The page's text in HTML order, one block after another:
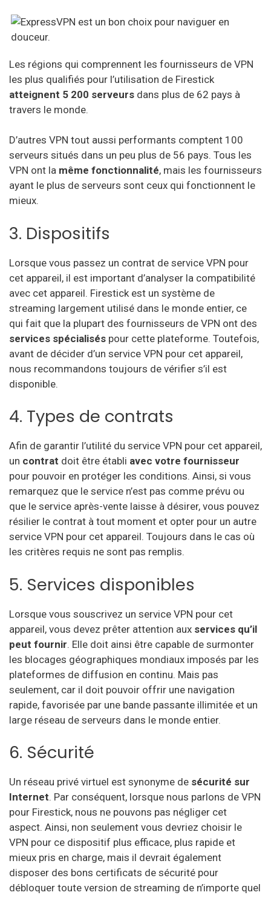
Les régions qui comprennent les fournisseurs de VPN
les plus qualifiés pour l’utilisation de Firestick
atteignent 5 200 serveurs dans plus de 62 pays à
travers le monde.
D’autres VPN tout aussi performants comptent 100
serveurs situés dans un peu plus de 56 pays. Tous les
VPN ont la même fonctionnalité, mais les fournisseurs
ayant le plus de serveurs sont ceux qui fonctionnent le
mieux.
3. Dispositifs
Lorsque vous passez un contrat de service VPN pour
cet appareil, il est important d’analyser la compatibilité
avec cet appareil. Firestick est un système de
streaming largement utilisé dans le monde entier, ce
qui fait que la plupart des fournisseurs de VPN ont des
services spécialisés pour cette plateforme. Toutefois,
avant de décider d’un service VPN pour cet appareil,
nous recommandons toujours de vérifier s’il est
disponible.
4. Types de contrats
Afin de garantir l’utilité du service VPN pour cet appareil,
un contrat doit être établi avec votre fournisseur
pour pouvoir en protéger les conditions. Ainsi, si vous
remarquez que le service n’est pas comme prévu ou
que le service après-vente laisse à désirer, vous pouvez
résilier le contrat à tout moment et opter pour un autre
service VPN pour cet appareil. Toujours dans le cas où
les critères requis ne sont pas remplis.
5. Services disponibles
Lorsque vous souscrivez un service VPN pour cet
appareil, vous devez prêter attention aux services qu’il
peut fournir. Elle doit ainsi être capable de surmonter
les blocages géographiques mondiaux imposés par les
plateformes de diffusion en continu. Mais pas
seulement, car il doit pouvoir offrir une navigation
rapide, favorisée par une bande passante illimitée et un
large réseau de serveurs dans le monde entier.
6. Sécurité
Un réseau privé virtuel est synonyme de sécurité sur
Internet. Par conséquent, lorsque nous parlons de VPN
pour Firestick, nous ne pouvons pas négliger cet
aspect. Ainsi, non seulement vous devriez choisir le
VPN pour ce dispositif plus efficace, plus rapide et
mieux pris en charge, mais il devrait également
disposer des bons certificats de sécurité pour
débloquer toute version de streaming de n’importe quel